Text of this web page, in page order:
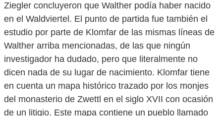
Ziegler concluyeron que Walther podía haber nacido
en el Waldviertel. El punto de partida fue también el
estudio por parte de Klomfar de las mismas líneas de
Walther arriba mencionadas, de las que ningún
investigador ha dudado, pero que literalmente no
dicen nada de su lugar de nacimiento. Klomfar tiene
en cuenta un mapa histórico trazado por los monjes
del monasterio de Zwettl en el siglo XVII con ocasión
de un litigio. Este mapa contiene un pueblo llamado